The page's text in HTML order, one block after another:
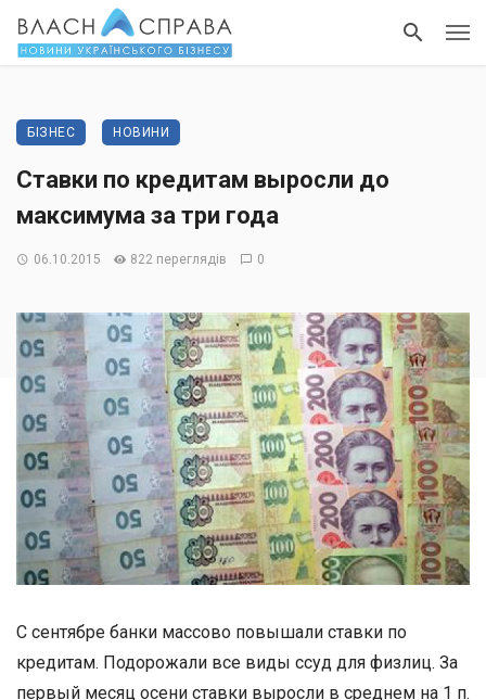
БІЗНЕС НОВИНИ
Ставки по кредитам выросли до
максимума за три года
06.10.2015 822 переглядів 0
С сентябре банки массово повышали ставки по
кредитам. Подорожали все виды ссуд для физлиц. За
первый месяц осени ставки выросли в среднем на 1 п.